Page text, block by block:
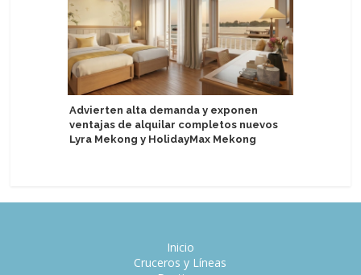
Advierten alta demanda y exponen
ventajas de alquilar completos nuevos
Lyra Mekong y HolidayMax Mekong
Inicio
Cruceros y Líneas